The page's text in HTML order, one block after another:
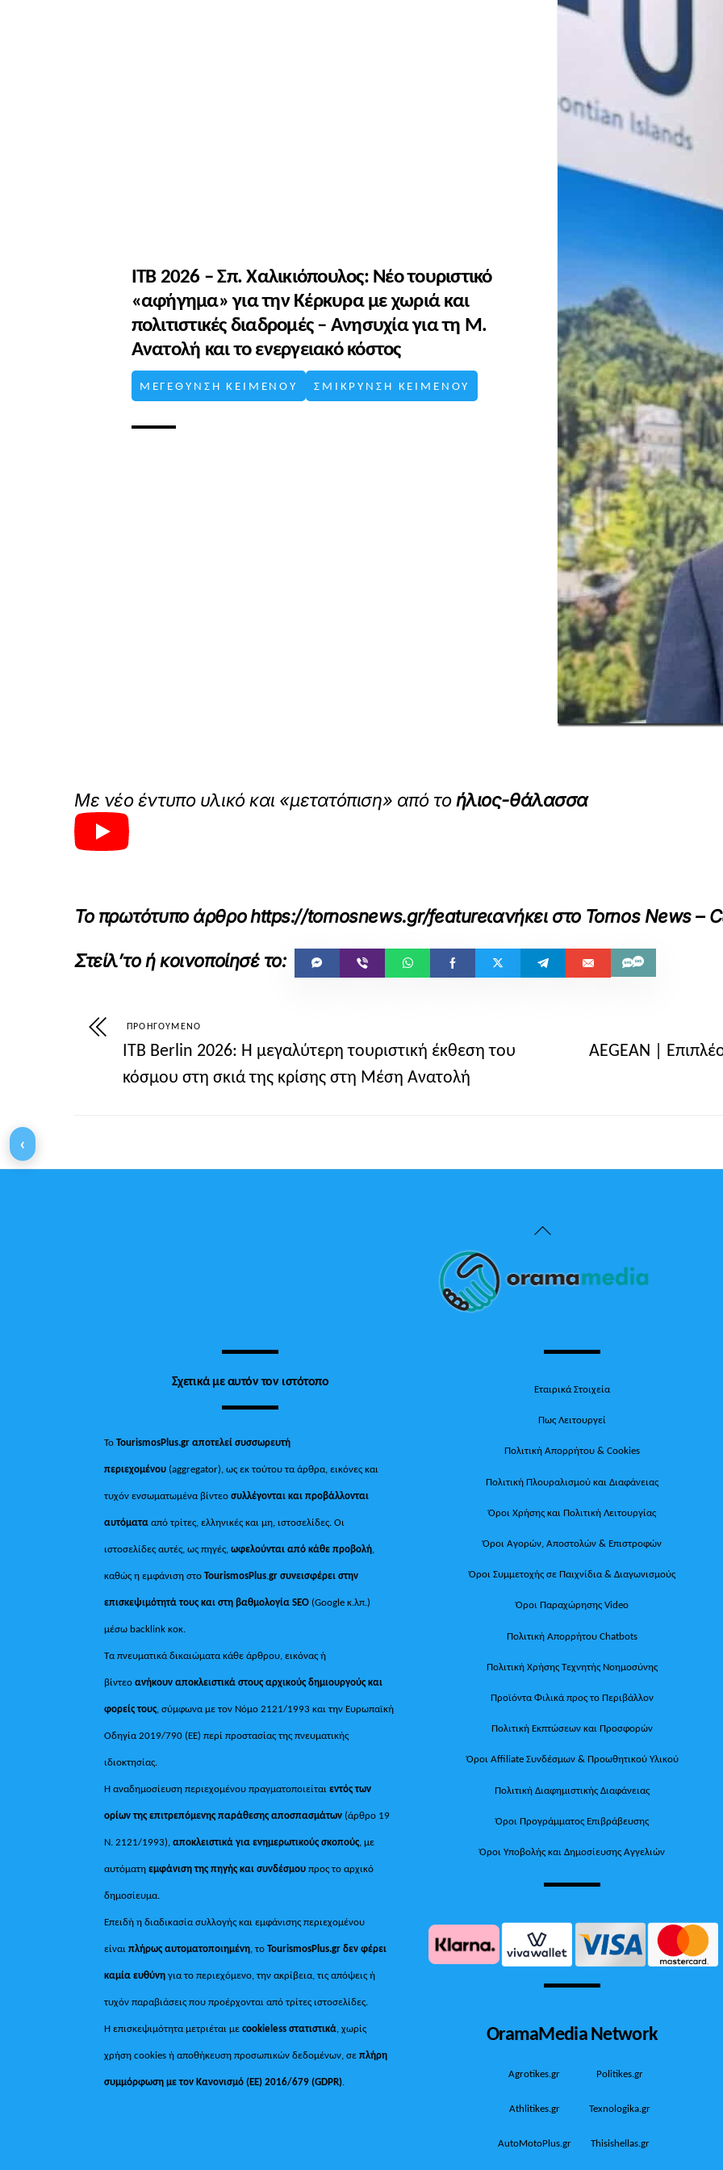
ΙΤΒ 2026 – Σπ. Χαλικιόπουλος: Νέο τουριστικό
«αφήγημα» για την Κέρκυρα με χωριά και
πολιτιστικές διαδρομές – Ανησυχία για τη Μ.
Ανατολή και το ενεργειακό κόστος
ΜΕΓΕΘΥΝΣΗ ΚΕΙΜΕΝΟΥ ΣΜΙΚΡΥΝΣΗ ΚΕΙΜΕΝΟΥ
Με νέο έντυπο υλικό και «μετατόπιση» από τοήλιος-θάλασσα
Το πρωτότυπο άρθροhttps://tornosnews.gr/featured/itv-2026-sp-
ανήκει στο Tornos News –
ΠΡΟΗΓΟΎΜΕΝΟ
ITB Berlin 2026: Η μεγαλύτερη τουριστική έκθεση του
κόσμου στη σκιά της κρίσης στη Μέση Ανατολή
AEGEAN |
Back
Top
Σχετικά με αυτόν τον ιστότοπο
ΤοTourismosPlus.gr αποτελεί συσσωρευτή
περιεχομένου (aggregator), ως εκ τούτου τα άρθρα, εικόνες και
τυχόν ενσωματωμένα βίντεοσυλλέγονται και προβάλλονται
αυτόματααπό τρίτες, ελληνικές και μη, ιστοσελίδες. Οι
ιστοσελίδες αυτές, ως πηγές,ωφελούνται από κάθε προβολή,
καθώς η εμφάνιση στοTourismosPlus.gr συνεισφέρει στην
επισκεψιμότητά τους και στη βαθμολογία SEO (Google κ.λπ.)
μέσω backlink κοκ.
Τα πνευματικά δικαιώματα κάθε άρθρου, εικόνας ή
βίντεοανήκουν αποκλειστικά στους αρχικούς δημιουργούς και
φορείς τους, σύμφωνα με τον Νόμο 2121/1993 και την Ευρωπαϊκή
Οδηγία 2019/790 (ΕΕ) περί προστασίας της πνευματικής
ιδιοκτησίας.
Η αναδημοσίευση περιεχομένου πραγματοποιείταιεντός των
ορίων της επιτρεπόμενης παράθεσης αποσπασμάτων (άρθρο 19
Ν. 2121/1993), αποκλειστικά για ενημερωτικούς σκοπούς, με
αυτόματηεμφάνιση της πηγής και συνδέσμου προς το αρχικό
δημοσίευμα.
Επειδή η διαδικασία συλλογής και εμφάνισης περιεχομένου
είναιπλήρως αυτοματοποιημένη, τοTourismosPlus.gr δεν φέρει
καμία ευθύνη για το περιεχόμενο, την ακρίβεια, τις απόψεις ή
τυχόν παραβιάσεις που προέρχονται από τρίτες ιστοσελίδες.
Η επισκεψιμότητα μετριέται μεcookieless στατιστικά, χωρίς
χρήση cookies ή αποθήκευση προσωπικών δεδομένων, σεπλήρη
συμμόρφωση με τον Κανονισμό (ΕΕ) 2016/679 (GDPR).
Εταιρικά Στοιχεία
Πως Λειτουργεί
Πολιτική Απορρήτου & Cookies
Πολιτική Πλουραλισμού και Διαφάνειας
Όροι Χρήσης και Πολιτική Λειτουργίας
Όροι Αγορών, Αποστολών & Επιστροφών
Όροι Συμμετοχής σε Παιχνίδια & Διαγωνισμούς
Όροι Παραχώρησης Video
Πολιτική Απορρήτου Chatbots
Πολιτική Χρήσης Τεχνητής Νοημοσύνης
Προϊόντα Φιλικά προς το Περιβάλλον
Πολιτική Εκπτώσεων και Προσφορών
Όροι Affiliate Συνδέσμων & Προωθητικού Υλικού
Πολιτική Διαφημιστικής Διαφάνειας
Όροι Προγράμματος Επιβράβευσης
Όροι Υποβολής και Δημοσίευσης Αγγελιών
OramaMedia Network
Agrotikes.gr Politikes.gr
Athlitikes.gr Texnologika.gr
AutoMotoPlus.gr Thisishellas.gr
‹